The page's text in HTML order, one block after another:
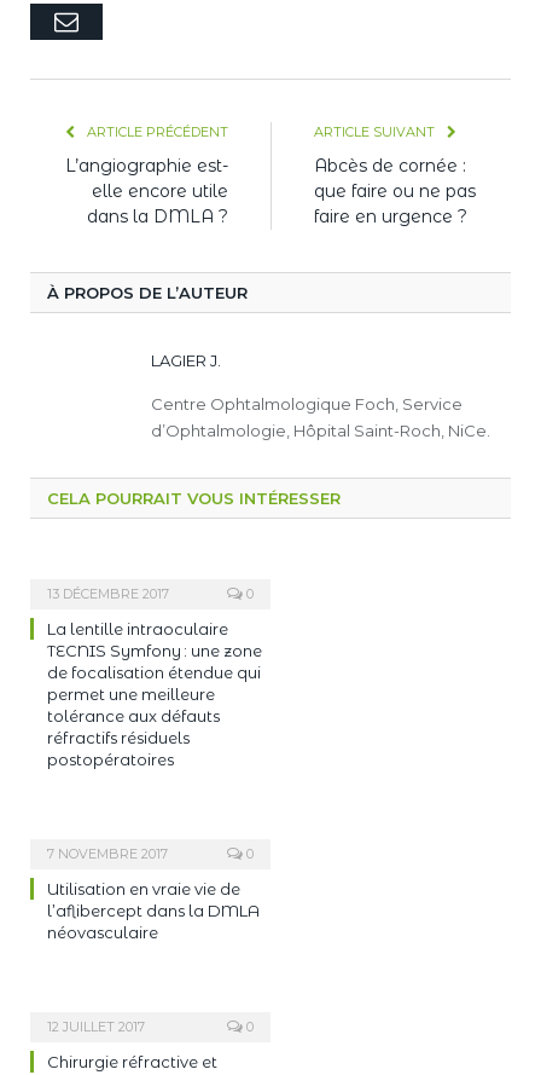
E-
ARTICLE PRÉCÉDENT
L’angiographie est-
elle encore utile
dans la DMLA ?
ARTICLE SUIVANT
Abcès de cornée :
que faire ou ne pas
faire en urgence ?
À PROPOS DE L’AUTEUR
LAGIER J.
Centre Ophtalmologique Foch, Service
d’Ophtalmologie, Hôpital Saint-Roch, NiCe.
CELA POURRAIT VOUS INTÉRESSER
13 DÉCEMBRE 2017 0
La lentille intraoculaire
TECNIS Symfony : une zone
de focalisation étendue qui
permet une meilleure
tolérance aux défauts
réfractifs résiduels
postopératoires
7 NOVEMBRE 2017 0
Utilisation en vraie vie de
l’aflibercept dans la DMLA
néovasculaire
12 JUILLET 2017 0
Chirurgie réfractive et